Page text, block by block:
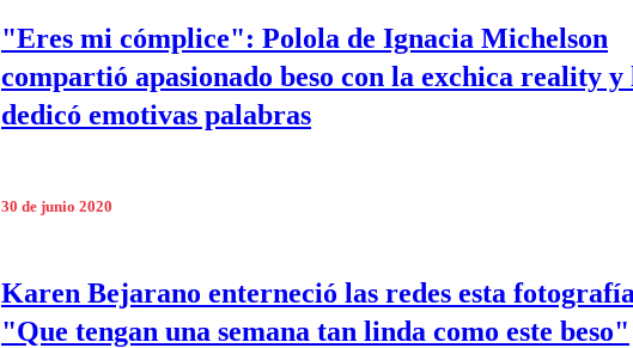
"Eres mi cómplice": Polola de Ignacia Michelson
compartió apasionado beso con la exchica reality y
dedicó emotivas palabras
30 de junio 2020
Karen Bejarano enterneció las redes esta
"Que tengan una semana tan linda como este beso"